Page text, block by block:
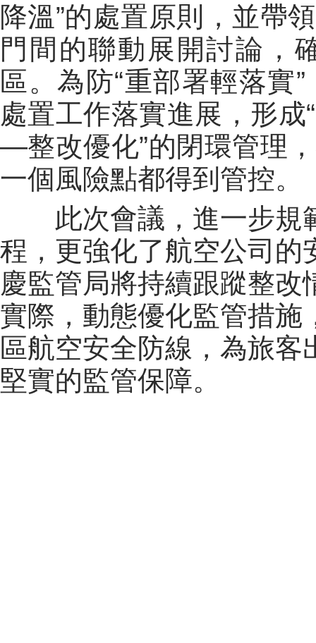
降溫”的處置原則，並帶
門間的聯動展開討論，
區。為防“重部署輕落實
處置工作落實進展，形
—整改優化”的閉環管理
一個風險點都得到管控。
此次會議，進一步規
程，更強化了航空公司的
慶監管局將持續跟蹤整
實際，動態優化監管措施
區航空安全防線，為旅
堅實的監管保障。